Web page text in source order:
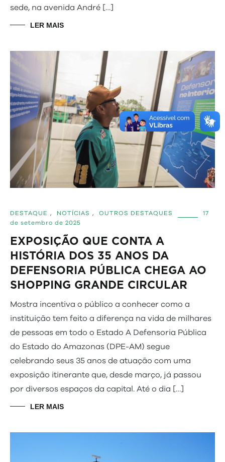
sede, na avenida André […]
LER MAIS
DESTAQUE , NOTÍCIAS , OUTROS DESTAQUES
17
de setembro de 2025
EXPOSIÇÃO QUE CONTA A
HISTÓRIA DOS 35 ANOS DA
DEFENSORIA PÚBLICA CHEGA AO
SHOPPING GRANDE CIRCULAR
Mostra incentiva o público a conhecer como a
instituição tem feito a diferença na vida de milhares
de pessoas em todo o Estado A Defensoria Pública
do Estado do Amazonas (DPE-AM) segue
celebrando seus 35 anos de atuação com uma
exposição itinerante que, desde março, já passou
por diversos espaços da capital. Até o dia […]
LER MAIS